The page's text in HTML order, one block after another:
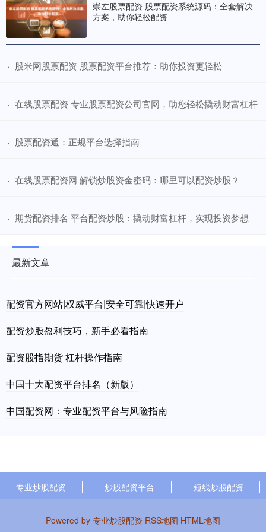
崇左股票配资 股票配资系统源码：全套解决
方案，助你轻松配资
· ​股米网股票配资 股票配资平台推荐：助你投资更轻松
· ​在线股票配资 专业股票配资公司官网，助您轻松撬动财富杠杆
· ​股票配资通：正规平台选择指南
· ​在线股票配资网 解锁炒股资金密码：哪里可以配资炒股？
· ​期货配资排名 平台配资炒股：撬动财富杠杆，实现投资梦想
最新文章
配资官方网站|权威平台|安全可靠|快速开户
配资炒股盈利技巧，新手必看指南
配资股指期货 杠杆操作指南
中国十大配资平台排名（新版）
中国配资网：专业配资平台与风险指南
专业炒股配资 炒股配资平台 短线炒股配资
Powered by 专业炒股配资 RSS地图 HTML地图